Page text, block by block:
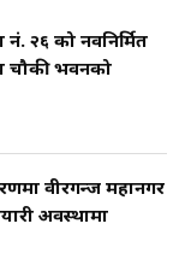
२६ को नवनिर्मित
चौकी भवनको
वीरगन्ज महानगर
अवस्थामा